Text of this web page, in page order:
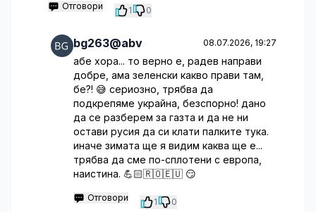
Отговори 1 0
bg263@abv 08.07.2026, 19:27
абе хора... то верно е, радев направи
добре, ама зеленски какво прави там,
бе?! 😅 сериозно, трябва да
подкрепяме украйна, безспорно! дано
да се разберем за газта и да не ни
остави русия да си клати палките тука.
иначе зимата ще я видим каква ще е...
трябва да сме по-сплотени с европа,
наистина. 💪🏻🇷🇴🇪🇺 😏
Отговори 1 0